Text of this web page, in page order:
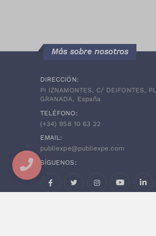
Más sobre nosotros
DIRECCIÓN:
PI IZNAMONTES, C/ DEIFONTES,
GRANADA, España
TELÉFONO:
(+34) 958 10 63 22
EMAIL:
publiexpe@publiexpe.com
SÍGUENOS:
FacebookTwitterInstagram